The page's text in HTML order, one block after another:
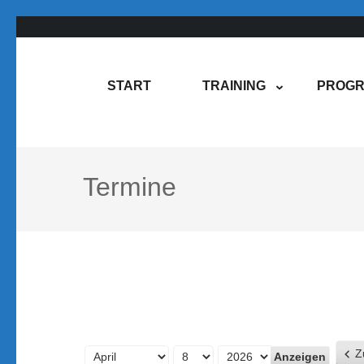
START TRAINING
Termine